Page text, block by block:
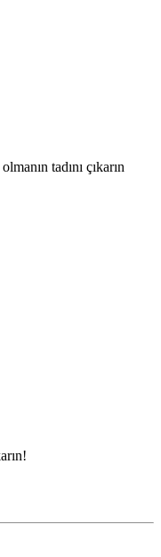
tadını çıkarın